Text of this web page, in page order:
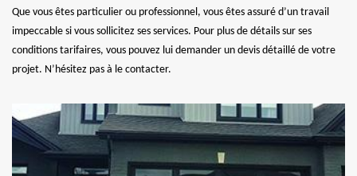
Que vous êtes particulier ou professionnel, vous êtes assuré d’un travail
impeccable si vous sollicitez ses services. Pour plus de détails sur ses
conditions tarifaires, vous pouvez lui demander un devis détaillé de votre
projet. N’hésitez pas à le contacter.